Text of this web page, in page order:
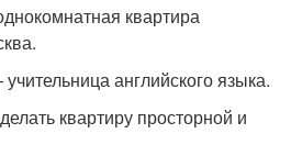
квартира
английского языка.
квартиру просторной и